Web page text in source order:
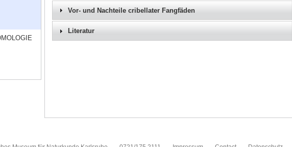
Vor- und Nachteile cribellater Fangfäden
Literatur